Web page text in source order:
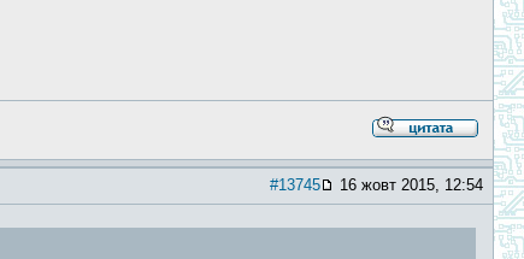
#13745 16 жовт 2015, 12:54